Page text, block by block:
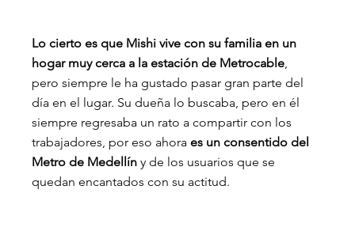
Lo cierto es que Mishi vive con su familia en un
hogar muy cerca a la estación de Metrocable
pero siempre le ha gustado pasar gran parte del
día en el lugar. Su dueña lo buscaba, pero en él
siempre regresaba un rato a compartir con los
trabajadores, por eso ahora es un consentido del
Metro de Medellín y de los usuarios que se
quedan encantados con su actitud.